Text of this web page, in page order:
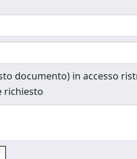
documento) in accesso
richiesto